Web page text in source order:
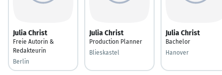
Julia Christ
Freie Autorin &
Redakteurin
Berlin
Julia Christ
Production Planner
Blieskastel
Julia Christ
Bachelor
Hanover